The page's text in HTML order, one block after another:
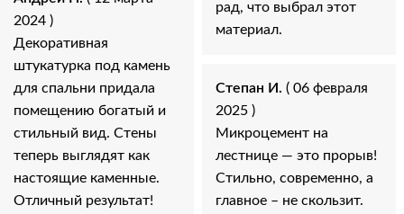
2024 )
Декоративная
штукатурка под камень
для спальни придала
помещению богатый и
стильный вид. Стены
теперь выглядят как
настоящие каменные.
Отличный результат!
рад, что выбрал этот
материал.
Степан И. ( 06 февраля
2025 )
Микроцемент на
лестнице — это прорыв!
Стильно, современно, а
главное – не скользит.